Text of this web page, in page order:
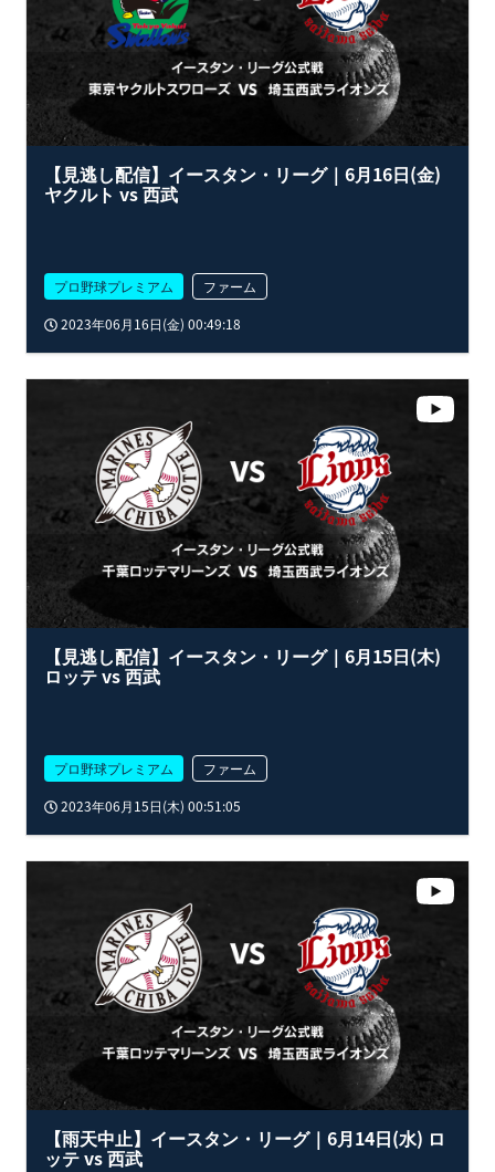
【見逃し配信】イースタン・リーグ｜6月16日(金)
ヤクルト vs 西武
プロ野球プレミアム
ファーム
2023年06月16日(金) 00:49:18
【見逃し配信】イースタン・リーグ｜6月15日(木)
ロッテ vs 西武
プロ野球プレミアム
ファーム
2023年06月15日(木) 00:51:05
【雨天中止】イースタン・リーグ｜6月14日(水) ロ
ッテ vs 西武